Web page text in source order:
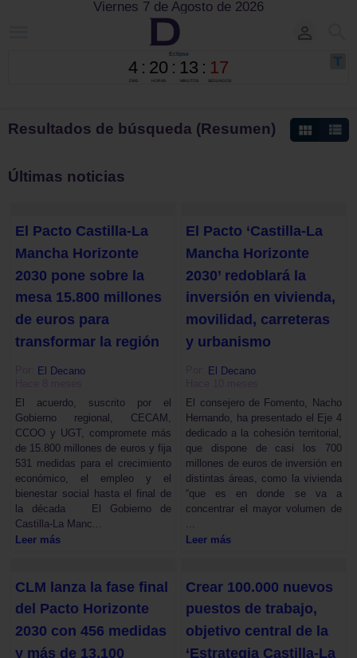
Viernes 7 de Agosto de 2026
Resultados de búsqueda (Resumen)
Últimas noticias
El Pacto Castilla-La
Mancha Horizonte
2030 pone sobre la
mesa 15.800 millones
de euros para
transformar la región
El Decano
El acuerdo, suscrito por el
Gobierno regional, CECAM,
CCOO y UGT, compromete más
de 15.800 millones de euros y fija
531 medidas para el crecimiento
económico, el empleo y el
bienestar social hasta el final de
la década El Gobierno de
Castilla-La Manc...
Leer más
El Pacto ‘Castilla-La
Mancha Horizonte
2030’ redoblará la
inversión en vivienda,
movilidad, carreteras
y urbanismo
El Decano
El consejero de Fomento, Nacho
Hernando, ha presentado el Eje 4
dedicado a la cohesión territorial,
que dispone de casi los 700
millones de euros de inversión en
distintas áreas, como la vivienda
“que es en donde se va a
concentrar el mayor volumen de
Leer más
CLM lanza la fase final
del Pacto Horizonte
2030 con 456 medidas
y más de 13.100
Crear 100.000 nuevos
puestos de trabajo,
objetivo central de la
‘Estrategia Castilla-La